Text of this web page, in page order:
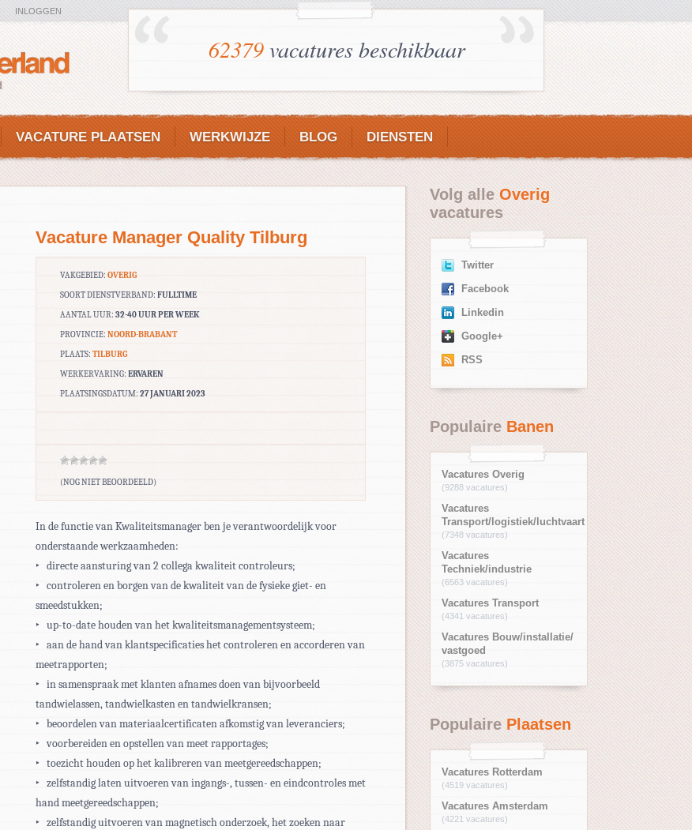
INLOGGEN
62379vacatures beschikbaar
VACATURE PLAATSEN WERKWIJZE BLOG DIENSTEN
Vacature Manager Quality Tilburg
VAKGEBIED: OVERIG
SOORT DIENSTVERBAND: FULLTIME
AANTAL UUR: 32-40 UUR PER WEEK
PROVINCIE: NOORD-BRABANT
PLAATS: TILBURG
WERKERVARING: ERVAREN
PLAATSINGSDATUM: 27 JANUARI 2023
(NOG NIET BEOORDEELD)
In de functie van Kwaliteitsmanager ben je verantwoordelijk voor
onderstaande werkzaamheden:
‣ directe aansturing van 2 collega kwaliteit controleurs;
‣ controleren en borgen van de kwaliteit van de fysieke giet- en
smeedstukken;
‣ up-to-date houden van het kwaliteitsmanagementsysteem;
‣ aan de hand van klantspecificaties het controleren en accorderen van
meetrapporten;
‣ in samenspraak met klanten afnames doen van bijvoorbeeld
tandwielassen, tandwielkasten en tandwielkransen;
‣ beoordelen van materiaalcertificaten afkomstig van leveranciers;
‣ voorbereiden en opstellen van meet rapportages;
‣ toezicht houden op het kalibreren van meetgereedschappen;
‣ zelfstandig laten uitvoeren van ingangs-, tussen- en eindcontroles met
hand meetgereedschappen;
‣ zelfstandig uitvoeren van magnetisch onderzoek, het zoeken naar
Volg alleOverig
vacatures
Twitter
Facebook
Linkedin
Google+
RSS
PopulaireBanen
Vacatures Overig
(9288 vacatures)
Vacatures
Transport/logistiek/luchtvaart
(7348 vacatures)
Vacatures
Techniek/industrie
(6563 vacatures)
Vacatures Transport
(4341 vacatures)
Vacatures Bouw/installatie/
vastgoed
(3875 vacatures)
Populaire Plaatsen
Vacatures Rotterdam
(4519 vacatures)
Vacatures Amsterdam
(4221 vacatures)